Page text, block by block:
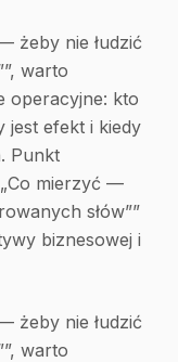
żeby nie łudzić
warto
operacyjne: kto
jest efekt i kiedy
Punkt
„Co mierzyć —
słów””
biznesowej i
żeby nie łudzić
warto